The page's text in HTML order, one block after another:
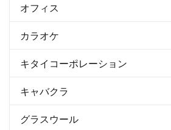
オフィス
カラオケ
キタイコーポレーション
キャバクラ
グラスウール